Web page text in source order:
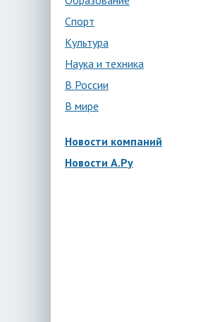
Спорт
Культура
Наука и техника
В России
В мире
Новости компаний
Новости А.Ру